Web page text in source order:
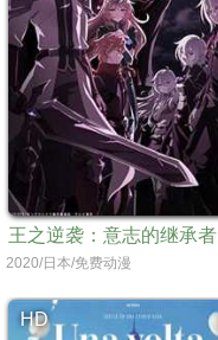
王之逆袭：意志的继承者
2020/日本/免费动漫
HD